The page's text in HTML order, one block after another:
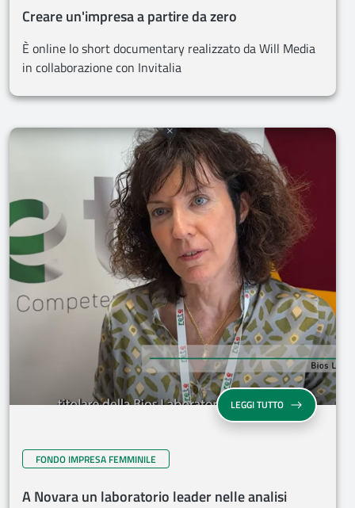
Creare un'impresa a partire da zero
È online lo short documentary realizzato da Will Media
in collaborazione con Invitalia
LEGGI TUTTO
FONDO IMPRESA FEMMINILE
A Novara un laboratorio leader nelle analisi